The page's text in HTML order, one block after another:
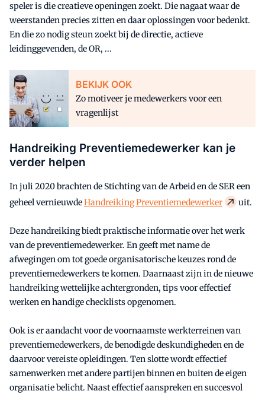
speler is die creatieve openingen zoekt. Die nagaat waar de
weerstanden precies zitten en daar oplossingen voor bedenkt.
En die zo nodig steun zoekt bij de directie, actieve
leidinggevenden, de OR, ...
BEKIJK OOK
Zo motiveer je medewerkers voor een
vragenlijst
Handreiking Preventiemedewerker kan je
verder helpen
In juli 2020 brachten de Stichting van de Arbeid en de SER een
geheel vernieuwdeHandreiking Preventiemedewerker uit.
Deze handreiking biedt praktische informatie over het werk
van de preventiemedewerker. En geeft met name de
afwegingen om tot goede organisatorische keuzes rond de
preventiemedewerkers te komen. Daarnaast zijn in de nieuwe
handreiking wettelijke achtergronden, tips voor effectief
werken en handige checklists opgenomen.
Ook is er aandacht voor de voornaamste werkterreinen van
preventiemedewerkers, de benodigde deskundigheden en de
daarvoor vereiste opleidingen. Ten slotte wordt effectief
samenwerken met andere partijen binnen en buiten de eigen
organisatie belicht. Naast effectief aanspreken en succesvol